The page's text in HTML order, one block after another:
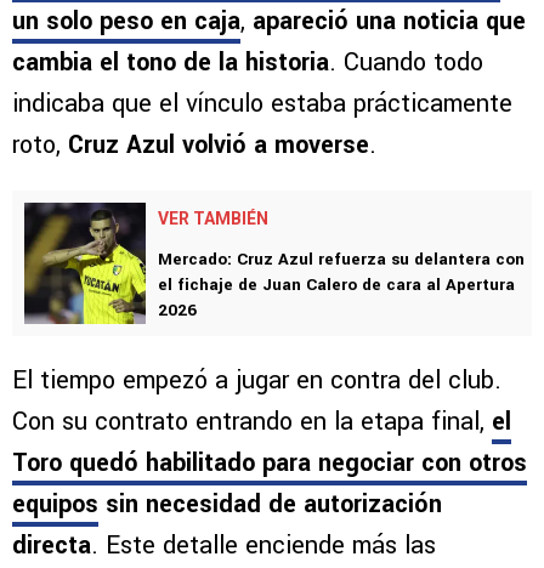
un solo peso en caja, apareció una noticia que
cambia el tono de la historia. Cuando todo
indicaba que el vínculo estaba prácticamente
roto, Cruz Azul volvió a moverse.
VER TAMBIÉN
Mercado: Cruz Azul refuerza su delantera con
el fichaje de Juan Calero de cara al Apertura
2026
El tiempo empezó a jugar en contra del club.
Con su contrato entrando en la etapa final, el
Toro quedó habilitado para negociar con otros
equipos sin necesidad de autorización
directa. Este detalle enciende más las